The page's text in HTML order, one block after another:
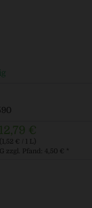
12,79 €
(1,52 € / 1 L)
zzgl. Pfand: 4,50 € *